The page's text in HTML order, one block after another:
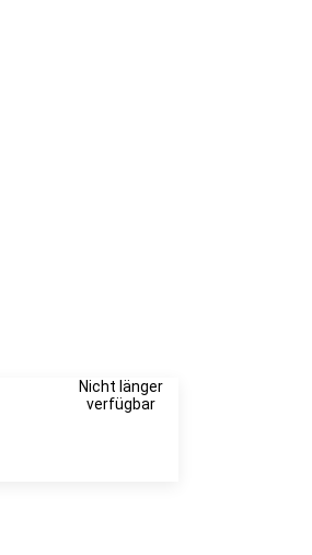
Nicht länger
verfügbar